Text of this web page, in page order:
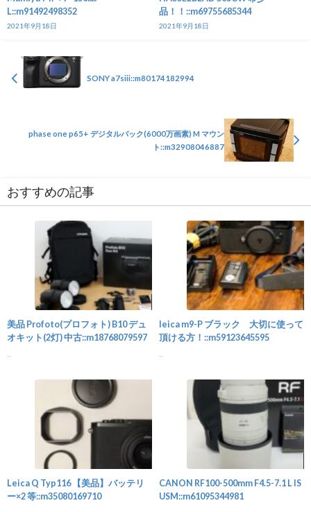
L::m91492498352
2021年9月18日
品！！::m69755685344
2021年9月18日
SONY a7siii::m80174182994
phase one p65+ デジタルバック(6000万画素) M マウン
ト::m32908046887
おすすめの記事
美品 Profoto(プロフォト) B10 デュ
オキット(2灯) 中古::m18768079597
leica m9-P ブラック 大切に使って
頂ける方！::m59123645595
Leica Q Typ116 【美品】バッテリ
ー×2 等::m35080169710
CANON RF100-500mm F4.5-7.1 L IS
USM::m61095344981